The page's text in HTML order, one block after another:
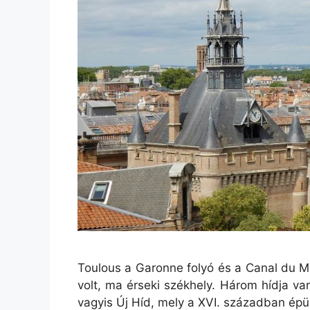
Toulous a Garonne folyó és a Canal du
volt, ma érseki székhely. Három hídja
vagyis Új Híd, mely a XVI. században